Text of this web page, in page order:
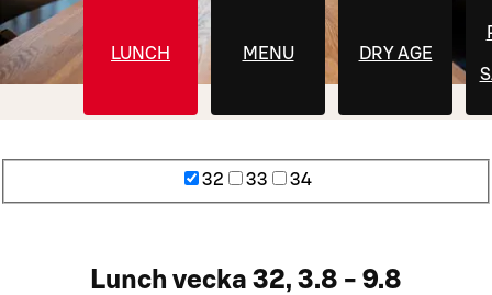
LUNCH MENU DRY AGE
32 33 34
Lunch vecka 32, 3.8 - 9.8